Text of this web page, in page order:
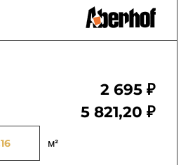
2 695 ₽
5 821,20 ₽
м²